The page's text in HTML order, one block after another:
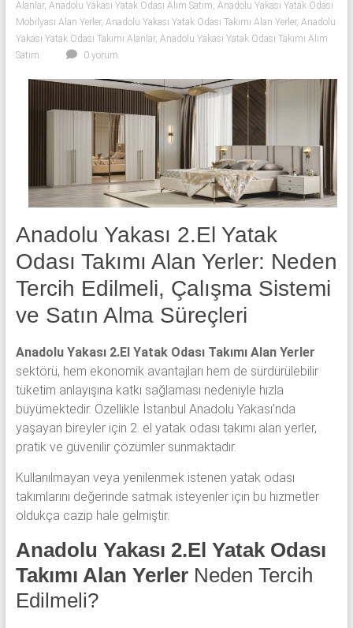
odası,
Klasik
yatak
odası,
odası
Metebronz
odası
takımı
alınmaktadır.
Alanlar, Anadolu Yakası Yatak Odası Alım Satım Anadolu Yakası Yatak Odası
Mobilyası Alan Yerler, Anadolu Yakası Yatak Odası Takımı Alan Yerler, Anadolu
Yakası Yatak Odası Takımı Alanlar, Anadolu Yakası Yatak Odası Takımı Alım
Satım
0 yorum
Anadolu Yakası 2.El Yatak
Odası Takımı Alan Yerler: Neden
Tercih Edilmeli, Çalışma Sistemi
ve Satın Alma Süreçleri
Anadolu Yakası 2.El Yatak Odası Takımı Alan Yerler
sektörü, hem ekonomik avantajları hem de sürdürülebilir
tüketim anlayışına katkı sağlaması nedeniyle hızla
büyümektedir. Özellikle İstanbul Anadolu Yakası’nda
yaşayan bireyler için 2. el yatak odası takımı alan yerler,
pratik ve güvenilir çözümler sunmaktadır.
Kullanılmayan veya yenilenmek istenen yatak odası
takımlarını değerinde satmak isteyenler için bu hizmetler
oldukça cazip hale gelmiştir.
Anadolu Yakası 2.El Yatak Odası
Takımı Alan YerlerNeden Tercih
Edilmeli?